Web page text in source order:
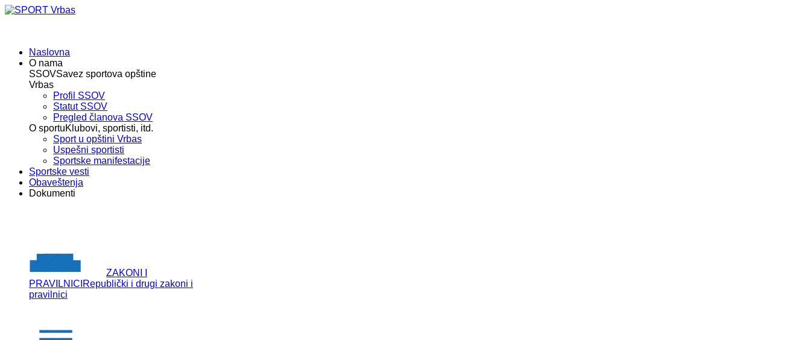
Naslovna
O nama
SSOVSavez sportova opštine
Vrbas
Profil SSOV
Statut SSOV
Pregled članova SSOV
O sportuKlubovi, sportisti, itd.
Sport u opštini Vrbas
Uspešni sportisti
Sportske manifestacije
Sportske vesti
Obaveštenja
Dokumenti
ZAKONI I
PRAVILNICI Republički i drugi zakoni i
pravilnici